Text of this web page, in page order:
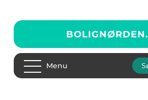
BOLIGNØRDEN.
Menu